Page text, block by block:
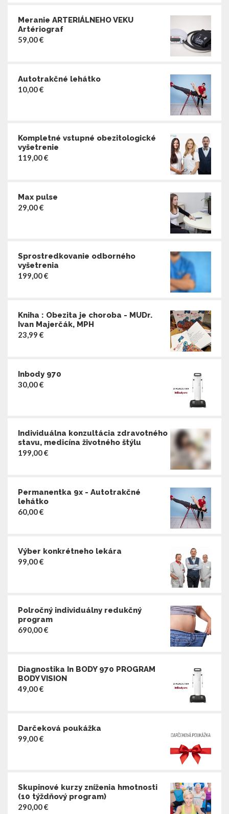
Meranie ARTERIÁLNEHO VEKU
Artériograf
59,00€
Autotrakčné lehátko
10,00€
Kompletné vstupné obezitologické
vyšetrenie
119,00€
Max pulse
29,00€
Sprostredkovanie odborného
vyšetrenia
199,00€
Kniha : Obezita je choroba - MUDr.
Ivan Majerčák, MPH
23,99 €
Inbody 970
30,00€
Individuálna konzultácia zdravotného
stavu, medicína životného štýlu
199,00€
Permanentka 9x - Autotrakčné
lehátko
60,00€
Výber konkrétneho lekára
99,00€
Polročný individuálny redukčný
program
690,00€
Diagnostika In BODY 970 PROGRAM
BODY VISION
49,00€
Darčeková poukážka
99,00€
Skupinové kurzy zníženia hmotnosti
(10 týždňový program)
290,00€